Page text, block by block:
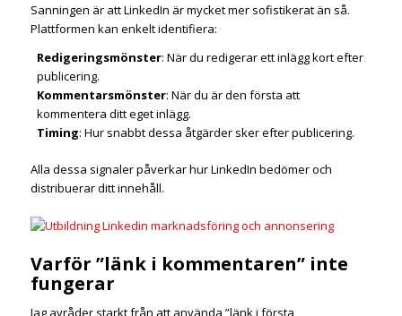
Sanningen är att LinkedIn är mycket mer sofistikerat än så.
Plattformen kan enkelt identifiera:
Redigeringsmönster: När du redigerar ett inlägg kort efter
publicering.
Kommentarsmönster: När du är den första att
kommentera ditt eget inlägg.
Timing: Hur snabbt dessa åtgärder sker efter publicering.
Alla dessa signaler påverkar hur LinkedIn bedömer och
distribuerar ditt innehåll.
Varför ”länk i kommentaren” inte
fungerar
Jag avråder starkt från att använda ”länk i första